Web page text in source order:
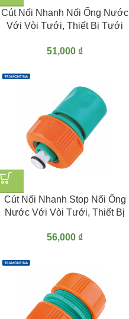
Cút Nối Nhanh Nối Ống Nước
Với Vòi Tưới, Thiết Bị Tưới
51,000 ₫
Cút Nối Nhanh Stop Nối Ống
Nước Với Vòi Tưới, Thiết Bị
Tramontina Aquastop
56,000 ₫